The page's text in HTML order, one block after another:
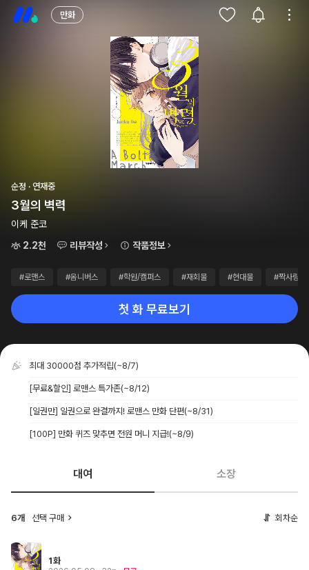
만화
순정 · 연재중
3월의 벽력
이케 준코
2.2천
리뷰작성 작품정보
#로맨스 #옴니버스 #학원/캠퍼스 #재회물 #현대물 #짝사랑
첫 화 무료보기
최대 30000점 추가적립(~8/7)
[무료&할인] 로맨스 특가존(~8/12)
[일권만] 일권으로 완결까지! 로맨스 만화 단편(~8/31)
[100P] 만화 퀴즈 맞추면 전원 머니 지급!(~8/9)
대여 소장
6개 선택 구매 회차순
1화